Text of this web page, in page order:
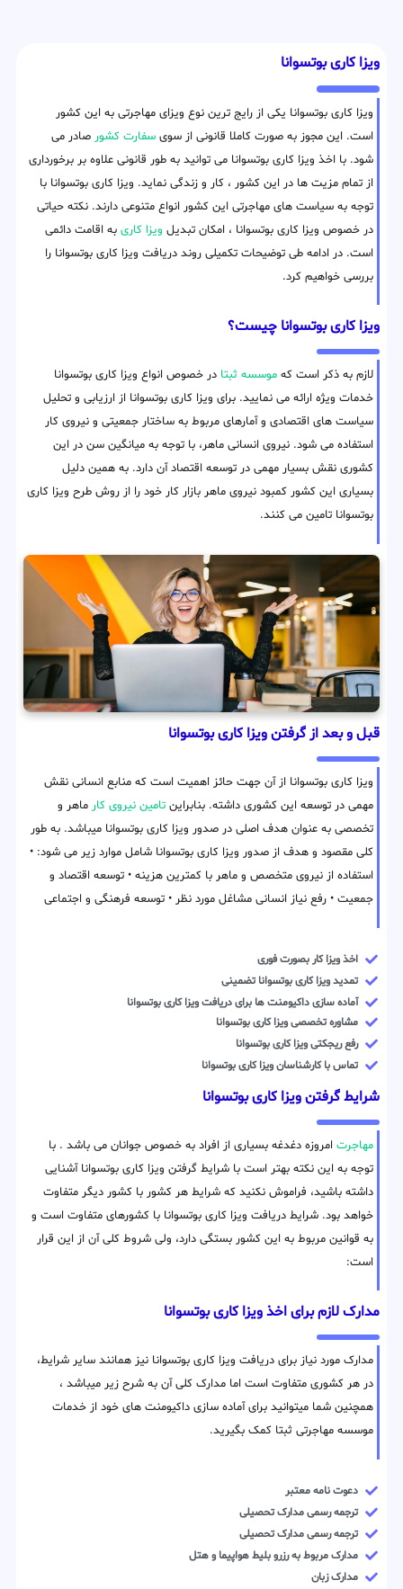
ویزا کاری بوتسوانا
ویزا کاری بوتسوانا یکی از رایج ترین نوع ویزای مهاجرتی به این کشور
است. این مجوز به صورت کاملا قانونی از سوی سفارت کشور صادر می
شود. با اخذ ویزا کاری بوتسوانا می توانید به طور قانونی علاوه بر برخورداری
از تمام مزیت ها در این کشور ، کار و زندگی نماید. ویزا کاری بوتسوانا با
توجه به سیاست های مهاجرتی این کشور انواع متنوعی دارند. نکته حیاتی
در خصوص ویزا کاری بوتسوانا ، امکان تبدیل ویزا کاری به اقامت دائمی
است. در ادامه طی توضیحات تکمیلی روند دریافت ویزا کاری بوتسوانا را
بررسی خواهیم کرد.
ویزا کاری بوتسوانا چیست؟
لازم به ذکر است که موسسه ثبتا در خصوص انواع ویزا کاری بوتسوانا
خدمات ویژه ارائه می نمایید. برای ویزا کاری بوتسوانا از ارزیابی و تحلیل
سیاست های اقتصادی و آمارهای مربوط به ساختار جمعیتی و نیروی کار
استفاده می شود. نیروی انسانی ماهر، با توجه به میانگین سن در این
کشوری نقش بسیار مهمی در توسعه اقتصاد آن دارد. به همین دلیل
بسیاری این کشور کمبود نیروی ماهر بازار کار خود را از روش طرح ویزا کاری
بوتسوانا تامین می کنند.
قبل و بعد از گرفتن ویزا کاری بوتسوانا
ویزا کاری بوتسوانا از آن جهت حائز اهمیت است که منابع انسانی نقش
مهمی در توسعه این کشوری داشته. بنابراین تامین نیروی کار ماهر و
تخصصی به عنوان هدف اصلی در صدور ویزا کاری بوتسوانا میباشد. به طور
کلی مقصود و هدف از صدور ویزا کاری بوتسوانا شامل موارد زیر می شود: •
استفاده از نیروی متخصص و ماهر با کمترین هزینه • توسعه اقتصاد و
جمعیت • رفع نیاز انسانی مشاغل مورد نظر • توسعه فرهنگی و اجتماعی
اخذ ویزا کار بصورت فوری
تمدید ویزا کاری بوتسوانا تضمینی
آماده سازی داکیومنت ها برای دریافت ویزا کاری بوتسوانا
مشاوره تخصصی ویزا کاری بوتسوانا
رفع ریجکتی ویزا کاری بوتسوانا
تماس با کارشناسان ویزا کاری بوتسوانا
شرایط گرفتن ویزا کاری بوتسوانا
مهاجرت امروزه دغدغه بسیاری از افراد به خصوص جوانان می باشد . با
توجه به این نکته بهتر است با شرایط گرفتن ویزا کاری بوتسوانا آشنایی
داشته باشید، فراموش نکنید که شرایط هر کشور با کشور دیگر متفاوت
خواهد بود. شرایط دریافت ویزا کاری بوتسوانا با کشورهای متفاوت است و
به قوانین مربوط به این کشور بستگی دارد، ولی شروط کلی آن از این قرار
است:
مدارک لازم برای اخذ ویزا کاری بوتسوانا
مدارک مورد نیاز برای دریافت ویزا کاری بوتسوانا نیز همانند سایر شرایط،
در هر کشوری متفاوت است اما مدارک کلی آن به شرح زیر میباشد ،
همچنین شما میتوانید برای آماده سازی داکیومنت های خود از خدمات
موسسه مهاجرتی ثبتا کمک بگیرید.
دعوت نامه معتبر
ترجمه رسمی مدارک تحصیلی
ترجمه رسمی مدارک تحصیلی
مدارک مربوط به رزرو بلیط هواپیما و هتل
مدارک زبان